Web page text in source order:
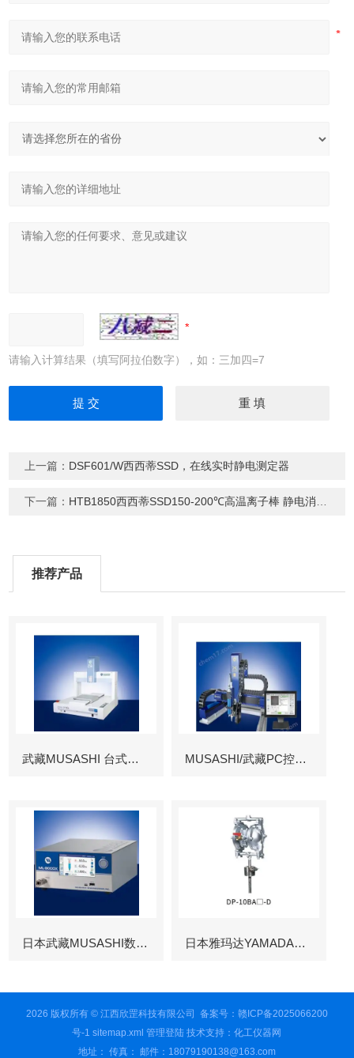
请输入计算结果（填写阿拉伯数字），如：三加四=7
上一篇： DSF601/W西西蒂SSD，在线实时静电测定器
下一篇： HTB1850西西蒂SSD150-200℃高温离子棒 静电消除器
推荐产品
武藏MUSASHI 台式涂布机械臂 MUSASHI/武藏PC控制图像识别机械臂
日本武藏MUSASHI数字控制点胶机 日本雅玛达YAMADA往复泵
2026 版权所有 © 江西欣罡科技有限公司 备案号：赣ICP备2025066200
号-1 sitemap.xml 管理登陆 技术支持：化工仪器网
地址： 传真： 邮件：18079190138@163.com